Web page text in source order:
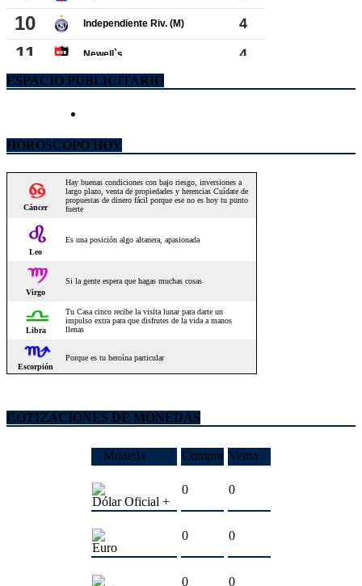
ESPACIO PUBLICITARIO
HOROSCOPO HOY
COTIZACIONES DE MONEDAS
Moneda Compra Venta
Dólar Oficial +
0 0
Euro
0 0
0 0